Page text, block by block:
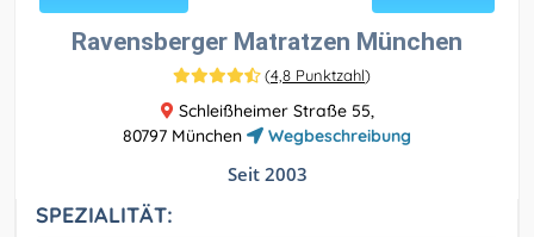
Ravensberger Matratzen München
(4,8 Punktzahl)
Schleißheimer Straße 55,
80797 München
Wegbeschreibung
Seit 2003
SPEZIALITÄT: